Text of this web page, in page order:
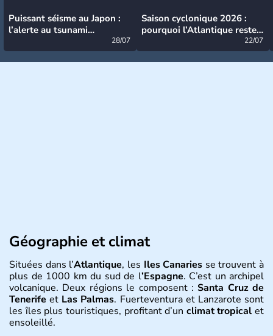
Puissant séisme au Japon :
l’alerte au tsunami
28/07
Saison cyclonique 2026 :
pourquoi l’Atlantique reste
22/07
Géographie et climat
Situées dans l’Atlantique, les Iles Canaries se trouvent à
plus de 1000 km du sud de l’Espagne. C’est un archipel
volcanique. Deux régions le composent :Santa Cruz de
Tenerife et Las Palmas. Fuerteventura et Lanzarote sont
les îles plus touristiques, profitant d’un climat tropical et
ensoleillé.